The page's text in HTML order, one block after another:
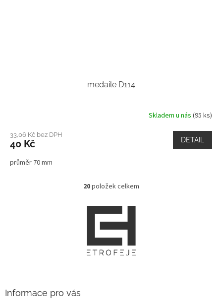
medaile D114
Skladem u nás (95 ks)
33,06 Kč bez DPH
40 Kč DETAIL
průměr 70 mm
O
l
d
a
c
í
20položek celkem
Informace pro vás